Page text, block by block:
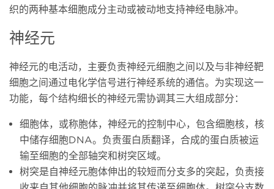
织的两种基本细胞成分主动或被动地支持神经电脉冲。
神经元
神经元的电活动，主要负责神经元细胞之间以及与非神经靶
细胞之间通过电化学信号进行神经系统的通信。为实现这一
功能，每个结构细长的神经元需协调其三大组成部分：
细胞体，或称胞体，神经元的控制中心，包含细胞核，核
中储存细胞DNA。负责蛋白质翻译，合成的蛋白质被运
输至细胞的全部轴突和树突区域。
树突是自神经元胞体伸出的较短而分支多的突起，负责接